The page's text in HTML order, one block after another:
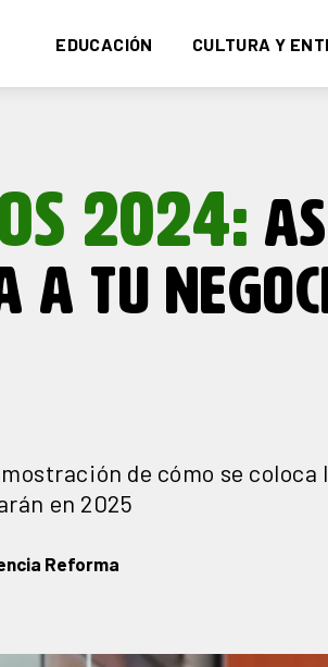
EDUCACIÓN CULTURA Y
2024:
A TU
de cómo se coloca
en 2025
Reforma